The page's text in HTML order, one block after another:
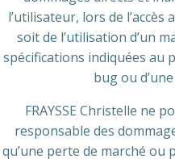
l’utilisateur, lors de l’accès
soit de l’utilisation d’un
spécifications indiquées au
bug ou
FRAYSSE Christelle ne
responsable des
qu’une perte de marché ou